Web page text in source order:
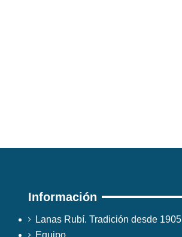
Información
Lanas Rubí. Tradición desde 1905